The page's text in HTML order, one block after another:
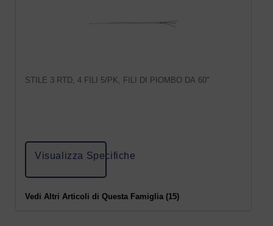
STILE 3 RTD, 4 FILI 5/PK, FILI DI PIOMBO DA 60"
Visualizza Specifiche
Vedi Altri Articoli di Questa Famiglia (15)